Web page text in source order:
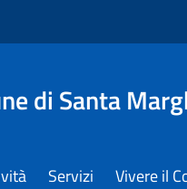
di Santa
Servizi Vivere il